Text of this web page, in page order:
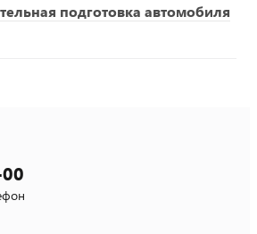
подготовка автомобиля